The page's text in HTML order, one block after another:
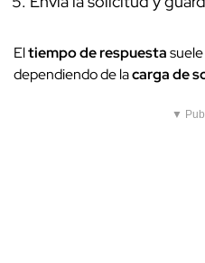
Eltiempo de respuesta
dependiendo de lacarga de
▼